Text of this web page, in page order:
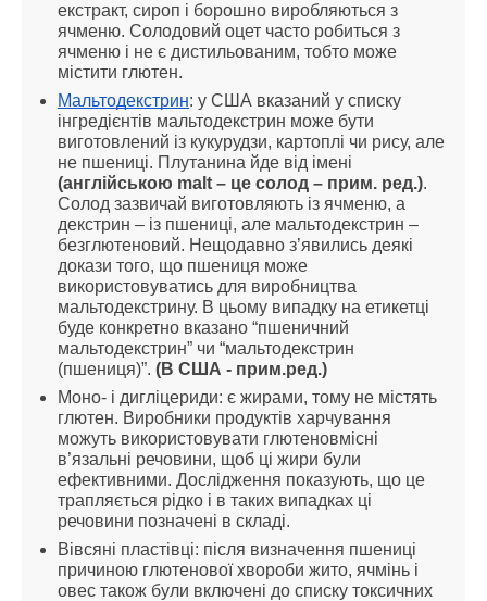
екстракт, сироп і борошно виробляються з
ячменю. Солодовий оцет часто робиться з
ячменю і не є дистильованим, тобто може
містити глютен.
Мальтодекстрин: у США вказаний у списку
інгредієнтів мальтодекстрин може бути
виготовлений із кукурудзи, картоплі чи рису, але
(англійською malt – це солод – прим. ред.).
Солод зазвичай виготовляють із ячменю, а
декстрин – із пшениці, але мальтодекстрин –
безглютеновий. Нещодавно з’явились деякі
докази того, що пшениця може
використовуватись для виробництва
мальтодекстрину. В цьому випадку на етикетці
буде конкретно вказано “пшеничний
мальтодекстрин” чи “мальтодекстрин
(пшениця)”. (В США - прим.ред.)
Моно- і дигліцериди: є жирами, тому не містять
глютен. Виробники продуктів харчування
можуть використовувати глютеновмісні
в’язальні речовини, щоб ці жири були
ефективними. Дослідження показують, що це
трапляється рідко і в таких випадках ці
речовини позначені в складі.
Вівсяні пластівці: після визначення пшениці
причиною глютенової хвороби жито, ячмінь і
овес також були включені до списку токсичних